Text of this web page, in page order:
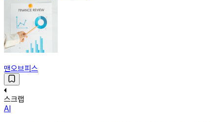
맨오브피스
스크랩
AI